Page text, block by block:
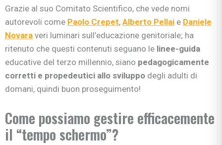
Grazie al suo Comitato Scientifico, che vede nomi
autorevoli come Paolo Crepet, Alberto Pellai e Daniele
Novara veri luminari sull’educazione genitoriale; ha
ritenuto che questi contenuti seguano le linee-guida
educative del terzo millennio, siano pedagogicamente
corretti e propedeutici allo sviluppo degli adulti di
domani, quindi buon proseguimento!
Come possiamo gestire efficacemente
il “tempo schermo”?